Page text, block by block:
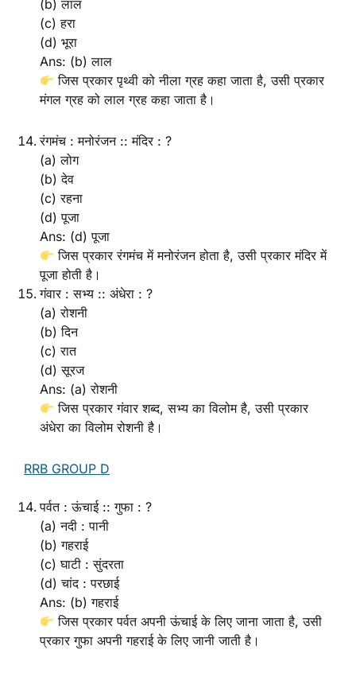
(b) लाल
(c) हरा
(d) भूरा
Ans: (b) लाल
जिस प्रकार पृथ्वी को नीला ग्रह कहा जाता है, उसी प्रकार
मंगल ग्रह को लाल ग्रह कहा जाता है।
रंगमंच : मनोरंजन :: मंदिर : ?
(a) लोग
(b) देव
(c) रहना
(d) पूजा
Ans: (d) पूजा
जिस प्रकार रंगमंच में मनोरंजन होता है, उसी प्रकार मंदिर में
पूजा होती है।
गंवार : सभ्य :: अंधेरा : ?
(a) रोशनी
(b) दिन
(c) रात
(d) सूरज
Ans: (a) रोशनी
जिस प्रकार गंवार शब्द, सभ्य का विलोम है, उसी प्रकार
अंधेरा का विलोम रोशनी है।
RRB GROUP D
पर्वत : ऊंचाई :: गुफा : ?
(a) नदी : पानी
(b) गहराई
(c) घाटी : सुंदरता
(d) चांद : परछाई
Ans: (b) गहराई
जिस प्रकार पर्वत अपनी ऊंचाई के लिए जाना जाता है, उसी
प्रकार गुफा अपनी गहराई के लिए जानी जाती है।